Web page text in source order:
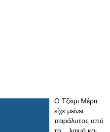
O Tζέιμι Μέριτ
είχε μείνει
παράλυτος από